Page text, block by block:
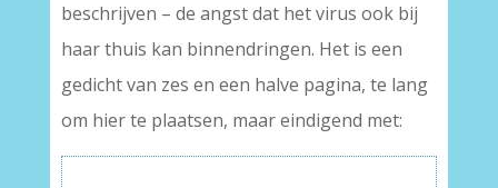
beschrijven – de angst dat het virus ook bij
haar thuis kan binnendringen. Het is een
gedicht van zes en een halve pagina, te lang
om hier te plaatsen, maar eindigend met: